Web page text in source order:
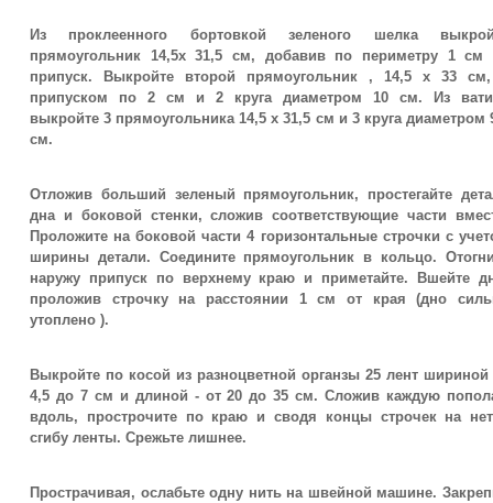
Из проклеенного бортовкой зеленого шелка
прямоугольник 14,5х 31,5 см, добавив по периметру 1 см
припуск. Выкройте второй прямоугольник , 14,5 х 33
припуском по 2 см и 2 круга диаметром 10 см. Из
выкройте 3 прямоугольника 14,5 х 31,5 см и 3 круга диаметром
см.
Отложив больший зеленый прямоугольник, простегайте
дна и боковой стенки, сложив соответствующие части
Проложите на боковой части 4 горизонтальные строчки с
ширины детали. Соедините прямоугольник в кольцо.
наружу припуск по верхнему краю и приметайте. Вшейте
проложив строчку на расстоянии 1 см от края (дно
утоплено ).
Выкройте по косой из разноцветной органзы 25 лент шириной
4,5 до 7 см и длиной - от 20 до 35 см. Сложив каждую
вдоль, прострочите по краю и сводя концы строчек на
сгибу ленты. Срежьте лишнее.
Прострачивая, ослабьте одну нить на швейной машине.